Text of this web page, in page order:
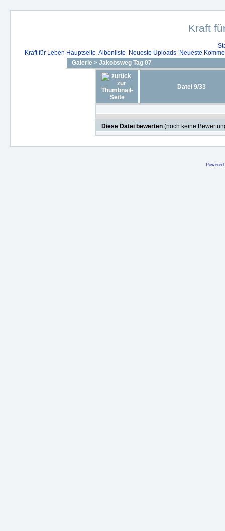
Kraft
Kraft für Leben Hauptseite Albenliste Neueste Uploads
Neueste
Galerie > Jakobsweg Tag 07
Datei 9/33
Diese Datei bewerten (noch keine